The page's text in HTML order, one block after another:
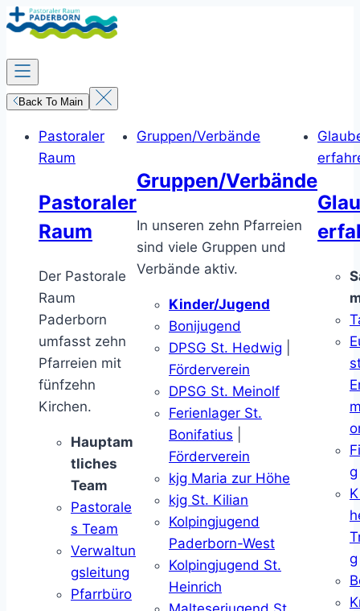
Zum
Inhalt
springen
Back To Main
Pastoraler
Raum
Pastoraler
Raum
Der Pastorale
Raum
Paderborn
umfasst zehn
Pfarreien mit
fünfzehn
Kirchen.
Hauptam
tliches
Team
Pastorale
s Team
Verwaltun
gsleitung
Pfarrbüro
Gruppen/Verbände
Gruppen/Verbände
In unseren zehn Pfarreien
sind viele Gruppen und
Verbände aktiv.
Kinder/Jugend
Bonijugend
DPSG St. Hedwig
Förderverein
DPSG St. Meinolf
Ferienlager St.
Bonifatius
Förderverein
kjg Maria zur Höhe
kjg St. Kilian
Kolpingjugend
Paderborn-West
Kolpingjugend St.
Heinrich
g
g